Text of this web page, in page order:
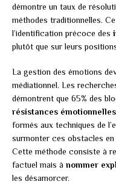
démontre un taux de
méthodes traditionnelles.
l’identification précoce des
plutôt que sur leurs
La gestion des émotions
médiationnel. Les
démontrent que 65% des
résistances émotionnelles
formés aux techniques de
surmonter ces obstacles en
Cette méthode consiste à
factuel mais à nommer
les désamorcer.